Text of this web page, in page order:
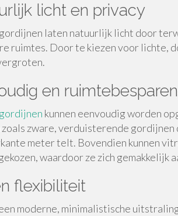
licht en privacy
laten natuurlijk licht door
ruimtes. Door te kiezen voor lichte,
en
kunnen eenvoudig worden
zoals zware, verduisterende
meter telt. Bovendien kunnen
waardoor ze zich gemakkelijk
flexibiliteit
moderne, minimalistische